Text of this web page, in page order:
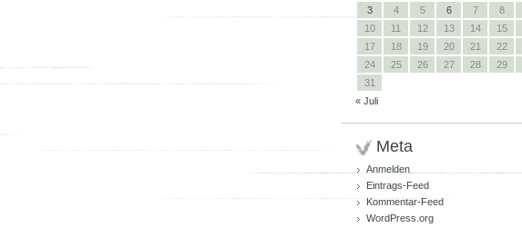
3
4 5 6 7 8
10
11 12 13 14 15
17
18 19 20 21 22
24
25 26 27 28 29
31
« Juli
Meta
Anmelden
Eintrags-Feed
Kommentar-Feed
WordPress.org